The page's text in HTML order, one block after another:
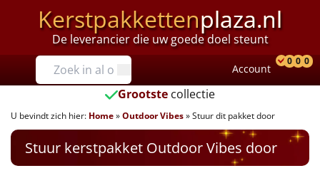
Kerstpakkettenplaza.nl
De leverancier die uw goede doel steunt
Prijzen
Tot €25
€25 tot €35
€35 tot €40
Account
0 0 0
Grootste collectie
U bevindt zich hier: Home»Outdoor Vibes»Stuur dit pakket door
Stuur kerstpakket Outdoor Vibes door